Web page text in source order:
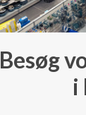
Besøg
i